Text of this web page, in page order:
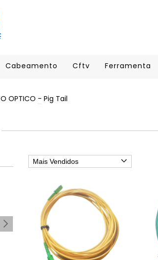
Cabeamento Cftv Ferramenta
OPTICO - Pig Tail